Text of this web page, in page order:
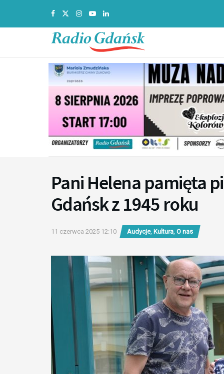
Pani Helena pamięta
Gdańsk z 1945 roku
11 czerwca 2025 12:10 Audycje, Kultura O nas